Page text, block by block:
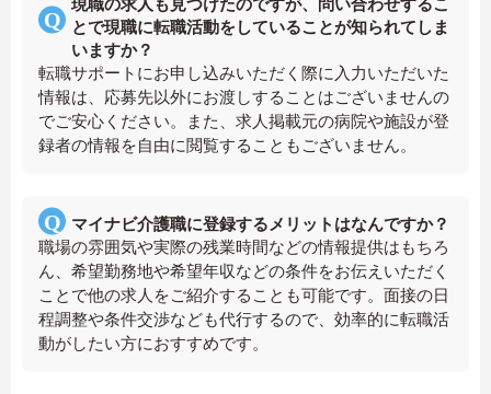
とで現職に転職活動をしていることが知られてしま
いますか？
転職サポートにお申し込みいただく際に入力いただいた
情報は、応募先以外にお渡しすることはございませんの
でご安心ください。また、求人掲載元の病院や施設が登
録者の情報を自由に閲覧することもございません。
マイナビ介護職に登録するメリットはなんですか？
職場の雰囲気や実際の残業時間などの情報提供はもちろ
ん、希望勤務地や希望年収などの条件をお伝えいただく
ことで他の求人をご紹介することも可能です。面接の日
程調整や条件交渉なども代行するので、効率的に転職活
動がしたい方におすすめです。